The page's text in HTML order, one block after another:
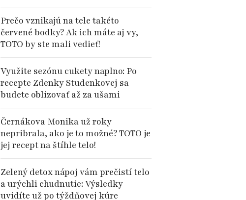
Prečo vznikajú na tele takéto
červené bodky? Ak ich máte aj vy,
TOTO by ste mali vedieť!
Využite sezónu cukety naplno: Po
recepte Zdenky Studenkovej sa
budete oblizovať až za ušami
Černákova Monika už roky
nepribrala, ako je to možné? TOTO je
jej recept na štíhle telo!
Zelený detox nápoj vám prečistí telo
a urýchli chudnutie: Výsledky
uvidíte už po týždňovej kúre